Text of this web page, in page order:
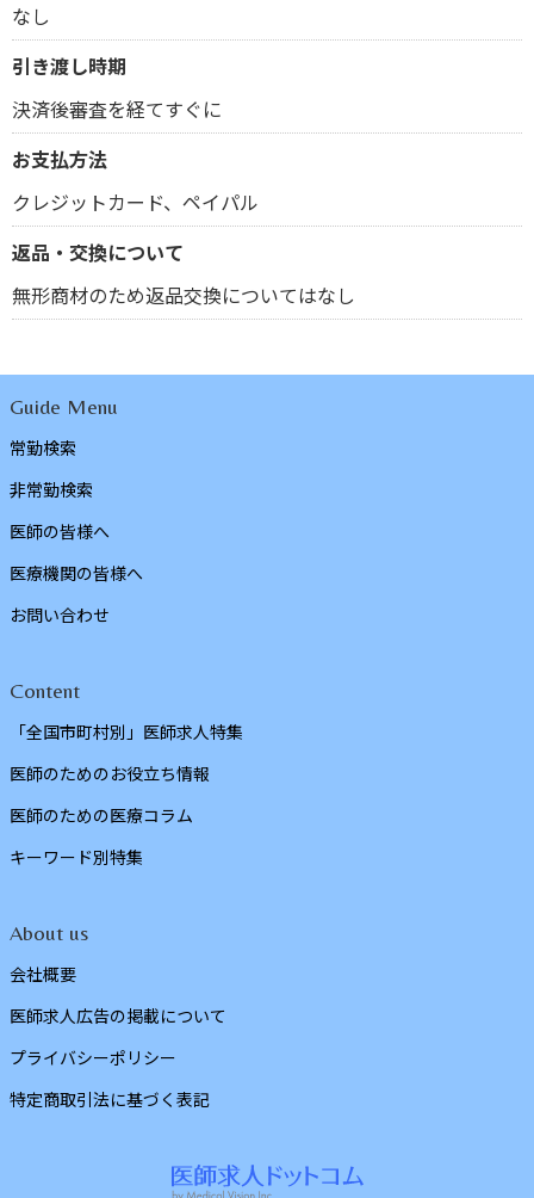
なし
引き渡し時期
決済後審査を経てすぐに
お支払方法
クレジットカード、ペイパル
返品・交換について
無形商材のため返品交換についてはなし
Guide Menu
常勤検索
非常勤検索
医師の皆様へ
医療機関の皆様へ
お問い合わせ
Content
「全国市町村別」医師求人特集
医師のためのお役立ち情報
医師のための医療コラム
キーワード別特集
About us
会社概要
医師求人広告の掲載について
プライバシーポリシー
特定商取引法に基づく表記